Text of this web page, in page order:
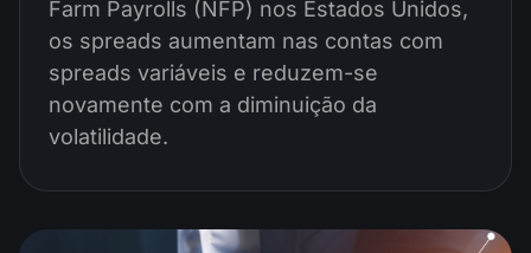
Farm Payrolls (NFP) nos Estados Unidos,
os spreads aumentam nas contas com
spreads variáveis e reduzem-se
novamente com a diminuição da
volatilidade.